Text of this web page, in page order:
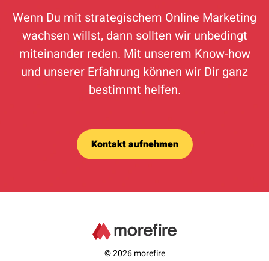
Wenn Du mit strategischem Online Marketing
wachsen willst, dann sollten wir unbedingt
miteinander reden. Mit unserem Know-how
und unserer Erfahrung können wir Dir ganz
bestimmt helfen.
Kontakt aufnehmen
© 2026 morefire